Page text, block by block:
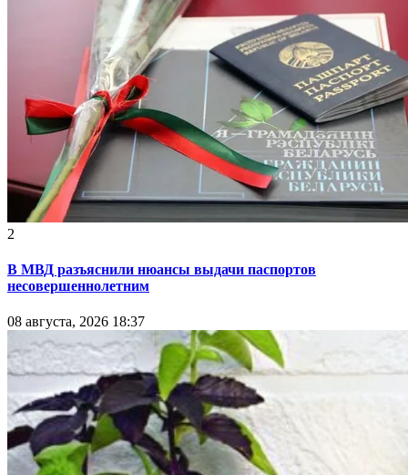
2
В МВД разъяснили нюансы выдачи паспортов
несовершеннолетним
08 августа, 2026 18:37